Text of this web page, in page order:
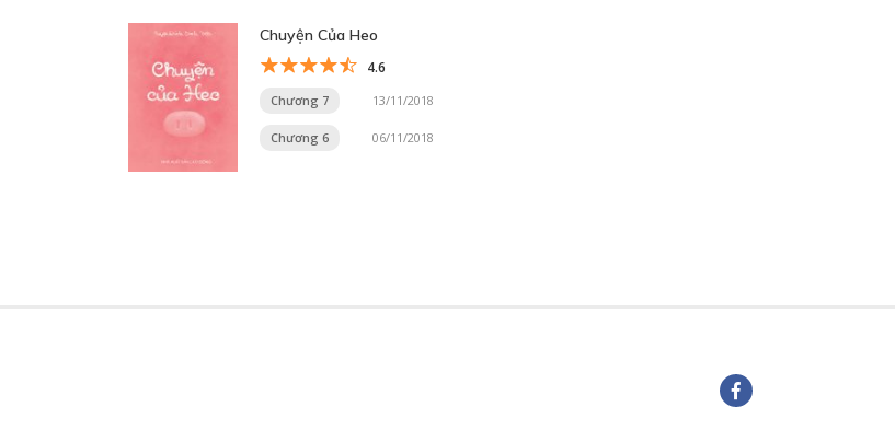
Chuyện Của Heo
4.6
Chương 7 13/11/2018
Chương 6 06/11/2018